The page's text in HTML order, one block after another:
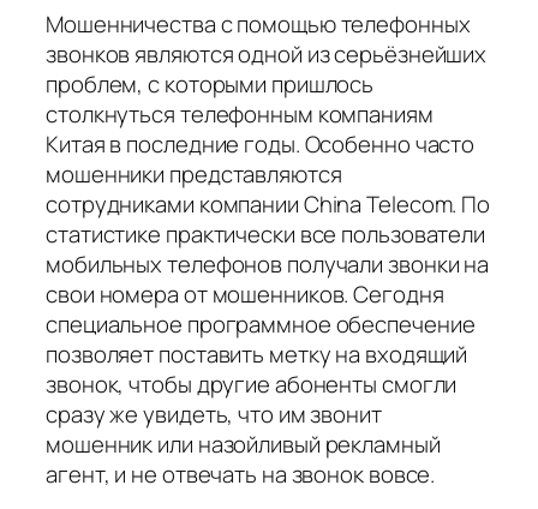
Мошенничества с помощью телефонных
звонков являются одной из серьёзнейших
проблем, с которыми пришлось
столкнуться телефонным компаниям
Китая в последние годы. Особенно часто
мошенники представляются
сотрудниками компании China Telecom. По
статистике практически все пользователи
мобильных телефонов получали звонки на
свои номера от мошенников. Сегодня
специальное программное обеспечение
позволяет поставить метку на входящий
звонок, чтобы другие абоненты смогли
сразу же увидеть, что им звонит
мошенник или назойливый рекламный
агент, и не отвечать на звонок вовсе.